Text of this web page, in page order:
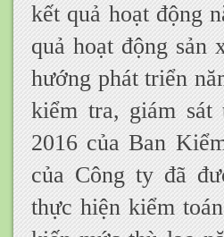
kết quả hoạt động
quả hoạt động sản
hướng phát triển
kiểm tra, giám sát
2016 của Ban
của Công ty đã
thực hiện kiểm